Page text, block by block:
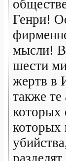
Генри!
мысли!
шести
жертв в
также
которых